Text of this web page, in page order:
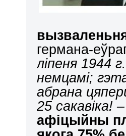
германа-
ліпеня 1944
немцамі;
абрана
25 сакавіка!
афіцыйны